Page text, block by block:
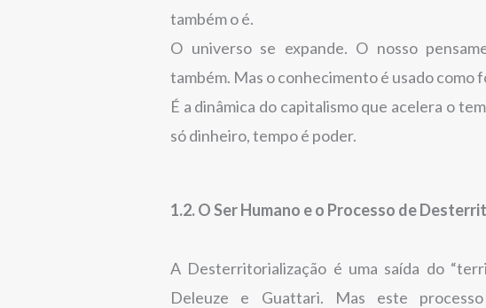
também o é.
O universo se expande. O nosso
também. Mas o conhecimento é usado como
É a dinâmica do capitalismo que acelera o
só dinheiro, tempo é poder.
1.2. O Ser Humano e o Processo de
A Desterritorialização é uma saída do
Deleuze e Guattari. Mas este